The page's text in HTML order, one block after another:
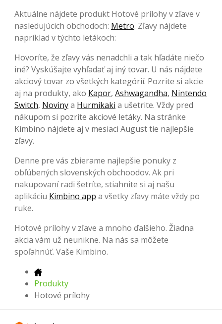
Aktuálne nájdete produkt Hotové prílohy v zľave v
nasledujúcich obchodoch: Metro. Zľavy nájdete
napríklad v týchto letákoch:
Hovoríte, že zľavy vás nenadchli a tak hľadáte niečo
iné? Vyskúšajte vyhľadať aj iný tovar. U nás nájdete
akciový tovar zo všetkých kategórií. Pozrite si akcie
aj na produkty, ako Kapor, Ashwagandha, Nintendo
Switch, Novinya Hurmikaki a ušetrite. Vždy pred
nákupom si pozrite akciové letáky. Na stránke
Kimbino nájdete aj v mesiaci August tie najlepšie
zľavy.
Denne pre vás zbierame najlepšie ponuky z
obľúbených slovenských obchoodov. Ak pri
nakupovaní radi šetríte, stiahnite si aj našu
aplikáciu Kimbino app a všetky zľavy máte vždy po
ruke.
Hotové prílohy v zľave a mnoho ďalšieho. Žiadna
akcia vám už neunikne. Na nás sa môžete
spoľahnúť. Vaše Kimbino.
Produkty
Hotové prílohy